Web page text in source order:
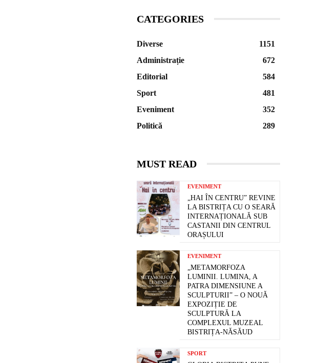
CATEGORIES
Diverse
1151
Administrație
672
Editorial
584
Sport
481
Eveniment
352
Politică
289
MUST READ
EVENIMENT
„HAI ÎN CENTRU” REVINE
LA BISTRIȚA CU O SEARĂ
INTERNAȚIONALĂ SUB
CASTANII DIN CENTRUL
ORAȘULUI
EVENIMENT
„METAMORFOZA
LUMINII. LUMINA, A
PATRA DIMENSIUNE A
SCULPTURII” – O NOUĂ
EXPOZIȚIE DE
SCULPTURĂ LA
COMPLEXUL MUZEAL
BISTRIȚA-NĂSĂUD
SPORT